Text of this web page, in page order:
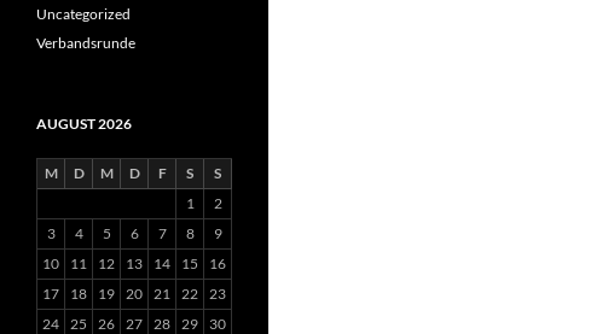
Uncategorized
Verbandsrunde
AUGUST 2026
M D M D F S
S
1
2
3
4 5 6 7 8
9
10
11 12 13 14 15
16
17
18 19 20 21 22 23
24 25 26 27 28 29
30